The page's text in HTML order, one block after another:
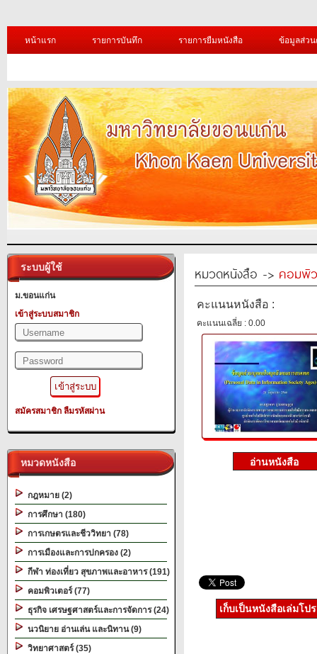
หน้าแรก รายการบันทึก รายการยืมหนังสือ ข้อมูลส่ว
ระบบผู้ใช้
ม.ขอนแก่น
เข้าสู่ระบบสมาชิก
สมัครสมาชิก ลืมรหัสผ่าน
หมวดหนังสือ
กฎหมาย (2)
การศึกษา (180)
การเกษตรและชีววิทยา (78)
การเมืองและการปกครอง (2)
กีฬา ท่องเที่ยว สุขภาพและอาหาร (191)
คอมพิวเตอร์ (77)
ธุรกิจ เศรษฐศาสตร์และการจัดการ (24)
นวนิยาย อ่านเล่น และนิทาน (9)
วิทยาศาสตร์ (35)
หมวดหนังสือ -> คอมพิ
คะแนนหนังสือ :
คะแนนเฉลี่ย : 0.00
เก็บเป็นหนังสือเล่มโป